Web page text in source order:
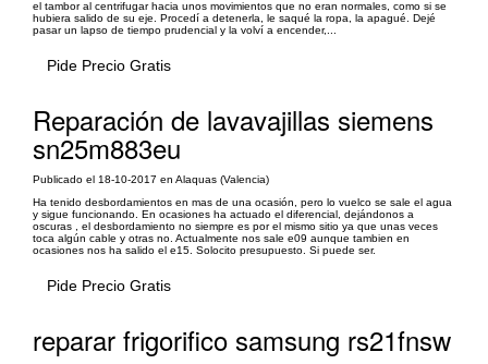
el tambor al centrifugar hacia unos movimientos que no eran normales, como si se
hubiera salido de su eje. Procedí a detenerla, le saqué la ropa, la apagué. Dejé
pasar un lapso de tiempo prudencial y la volví a encender,...
Pide Precio Gratis
Reparación de lavavajillas siemens
sn25m883eu
Publicado el 18-10-2017 en Alaquas (Valencia)
Ha tenido desbordamientos en mas de una ocasión, pero lo vuelco se sale el agua
y sigue funcionando. En ocasiones ha actuado el diferencial, dejándonos a
oscuras , el desbordamiento no siempre es por el mismo sitio ya que unas veces
toca algún cable y otras no. Actualmente nos sale e09 aunque tambien en
ocasiones nos ha salido el e15. Solocito presupuesto. Si puede ser.
Pide Precio Gratis
reparar frigorifico samsung rs21fnsw